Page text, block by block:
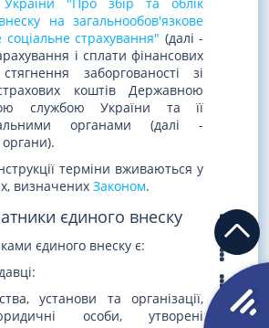
на загальнообов'язкове
страхування" (далі -
і сплати фінансових
заборгованості зі
коштів Державною
службою України та її
органами (далі -
органи).
терміни вживаються у
визначених Законом.
єдиного внеску
єдиного внеску є:
установи та організації,
особи, утворені